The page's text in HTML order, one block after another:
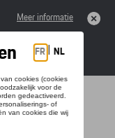
Meer informatie